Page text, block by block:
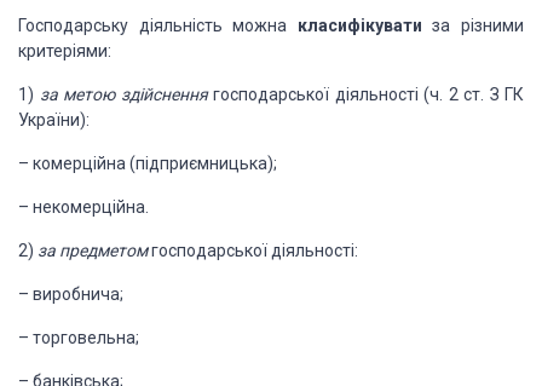
Господарську діяльність можна класифікувати за різними
критеріями:
1) за метою здійсненнягосподарської діяльності (ч.
2 ст. З ГК
України):
– комерційна (підприємницька);
– некомерційна.
2) за предметомгосподарської діяльності:
– виробнича;
– торговельна;
– банківська;